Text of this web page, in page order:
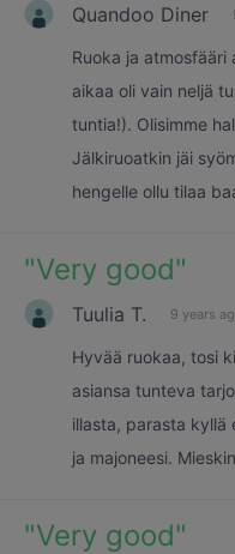
Quandoo Diner
Ruoka ja
aikaa oli vain neljä
tuntia!). Olisimme
Jälkiruoatkin jäi
hengelle ollu tilaa
"Very good"
Tuulia T. 9 years
Hyvää ruokaa, tosi
asiansa tunteva
illasta, parasta
ja majoneesi.
"Very good"